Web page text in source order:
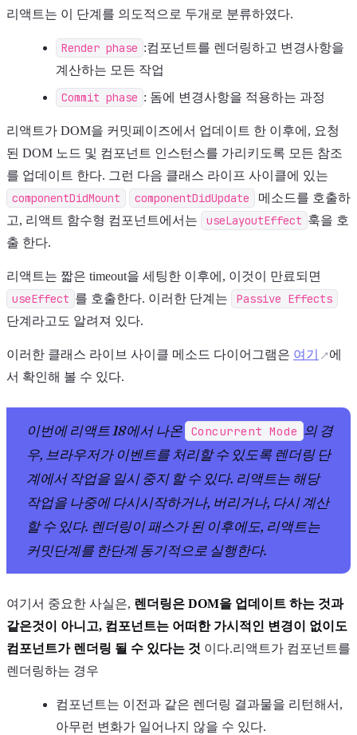
리액트는 이 단계를 의도적으로 두개로 분류하였다.
Render phase :컴포넌트를 렌더링하고 변경사항을
계산하는 모든 작업
Commit phase : 돔에 변경사항을 적용하는 과정
리액트가 DOM을 커밋페이즈에서 업데이트 한 이후에, 요청
된 DOM 노드 및 컴포넌트 인스턴스를 가리키도록 모든 참조
를 업데이트 한다. 그런 다음 클래스 라이프 사이클에 있는
componentDidMount componentDidUpdate
메소드를 호출하
고, 리액트 함수형 컴포넌트에서는
useLayoutEffect 훅을 호
출 한다.
리액트는 짧은 timeout을 세팅한 이후에, 이것이 만료되면
useEffect 를 호출한다. 이러한 단계는 Passive Effects
단계라고도 알려져 있다.
이러한 클래스 라이브 사이클 메소드 다이어그램은 여기
에
서 확인해 볼 수 있다.
이번에 리액트 18에서 나온 Concurrent Mode 의 경
우, 브라우저가 이벤트를 처리할 수 있도록 렌더링 단
계에서 작업을 일시 중지 할 수 있다. 리액트는 해당
작업을 나중에 다시시작하거나, 버리거나, 다시 계산
할 수 있다. 렌더링이 패스가 된 이후에도, 리액트는
커밋단계를 한단계 동기적으로 실행한다.
여기서 중요한 사실은, 렌더링은 DOM을 업데이트 하는 것과
같은것이 아니고, 컴포넌트는 어떠한 가시적인 변경이 없이도
컴포넌트가 렌더링 될 수 있다는 것 이다.리액트가 컴포넌트를
렌더링하는 경우
컴포넌트는 이전과 같은 렌더링 결과물을 리턴해서,
아무런 변화가 일어나지 않을 수 있다.